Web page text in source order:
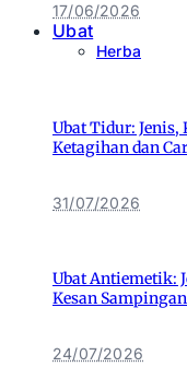
17/06/2026
Ubat
Herba
Ubat Tidur: Jenis,
Ketagihan dan
31/07/2026
Ubat Antiemetik:
Kesan
24/07/2026